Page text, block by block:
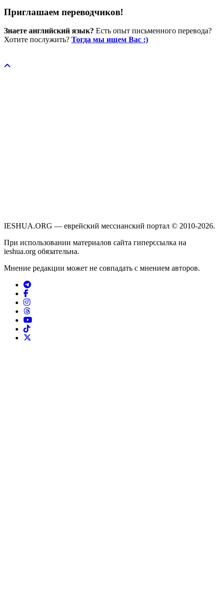
Приглашаем переводчиков!
Знаете английский язык? Есть опыт письменного перевода?
Хотите послужить? Тогда мы ищем Вас :)
IESHUA.ORG — еврейский мессианский портал © 2010-2026.
При использовании материалов сайта гиперссылка на
ieshua.org обязательна.
Мнение редакции может не совпадать с мнением авторов.